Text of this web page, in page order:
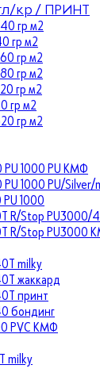
кр / ПРИНТ
гр м2
гр м2
гр м2
гр м2
гр м2
гр м2
гр м2
PU 1000 PU КМФ
1000 PU/Silver/
1000
R/Stop
R/Stop PU3000
milky
жаккард
принт
бондинг
PVC КМФ
milky